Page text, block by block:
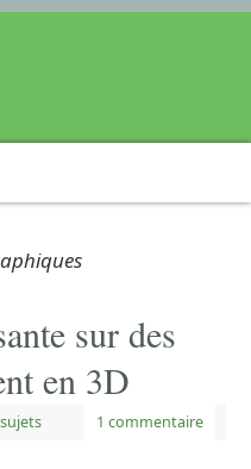
sur des
en 3D
1 commentaire